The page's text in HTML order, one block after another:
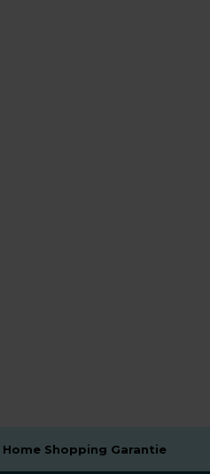
Home Shopping Garantie